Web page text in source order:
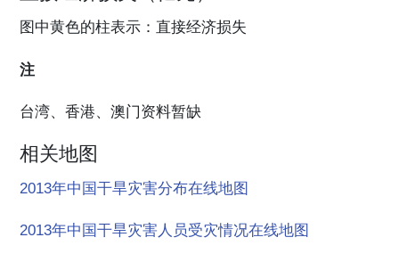
图中黄色的柱表示：直接经济损失
注
台湾、香港、澳门资料暂缺
相关地图
2013年中国干旱灾害分布在线地图
2013年中国干旱灾害人员受灾情况在线地图